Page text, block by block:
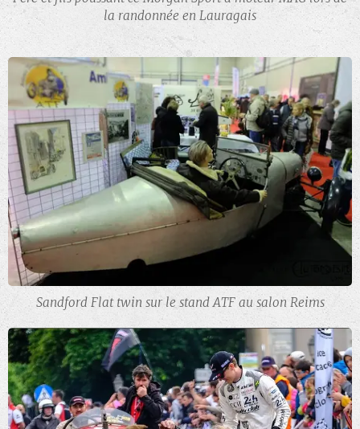
la randonnée en Lauragais
Sandford Flat twin sur le stand ATF au salon Reims